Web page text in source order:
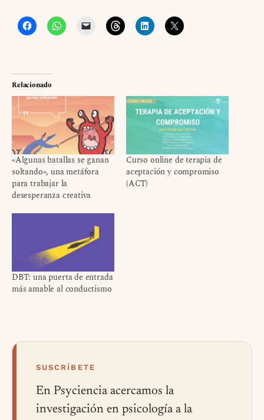
Relacionado
«Algunas batallas se ganan
soltando», una metáfora
para trabajar la
desesperanza creativa
Curso online de terapia de
aceptación y compromiso
(ACT)
DBT: una puerta de entrada
más amable al conductismo
SUSCRÍBETE
En Psyciencia acercamos la
investigación en psicología a la